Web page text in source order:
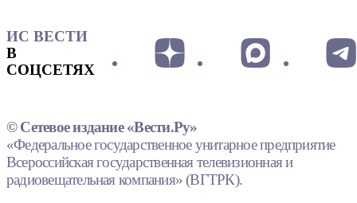
ИС ВЕСТИ
В
СОЦСЕТЯХ
© Сетевое издание «Вести.Ру»
«Федеральное государственное унитарное предприятие
Всероссийская государственная телевизионная и
радиовещательная компания» (ВГТРК).